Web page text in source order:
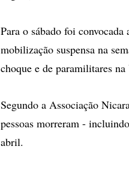
Para o sábado foi
mobilização suspensa na
choque e de paramilitares
Segundo a Associação
pessoas morreram -
abril.